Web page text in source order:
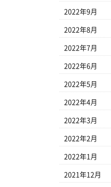
2022年9月
2022年8月
2022年7月
2022年6月
2022年5月
2022年4月
2022年3月
2022年2月
2022年1月
2021年12月